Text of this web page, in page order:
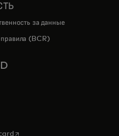
за данные
(BCR)
tab
in a new tab
opens in a new tab